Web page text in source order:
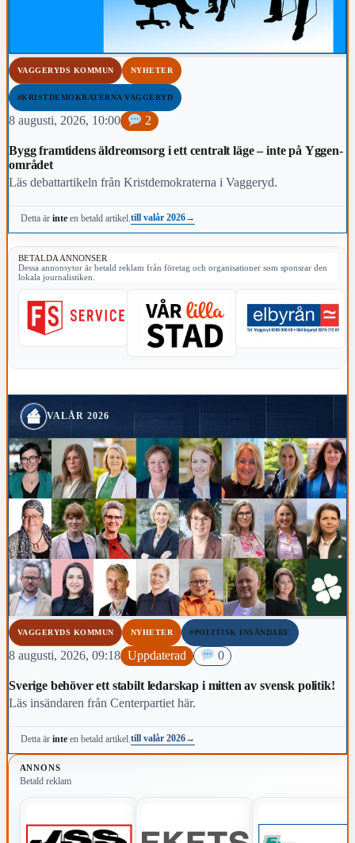
VAGGERYDS KOMMUN NYHETER
#KRISTDEMOKRATERNA VAGGERYD
8 augusti, 2026, 10:00 2
Bygg framtidens äldreomsorg i ett centralt läge – inte på Yggen-
området
Läs debattartikeln från Kristdemokraterna i Vaggeryd.
Detta ärinte en betald artikel.till valår 2026→
BETALDA ANNONSER
Dessa annonsytor är betald reklam från företag och organisationer som sponsrar den
lokala journalistiken.
VALÅR 2026
VAGGERYDS KOMMUN NYHETER #POLITISK INSÄNDARE
8 augusti, 2026, 09:18 Uppdaterad 0
Sverige behöver ett stabilt ledarskap i mitten av svensk politik!
Läs insändaren från Centerpartiet här.
Detta ärinte en betald artikel.till valår 2026→
ANNONS
Betald reklam